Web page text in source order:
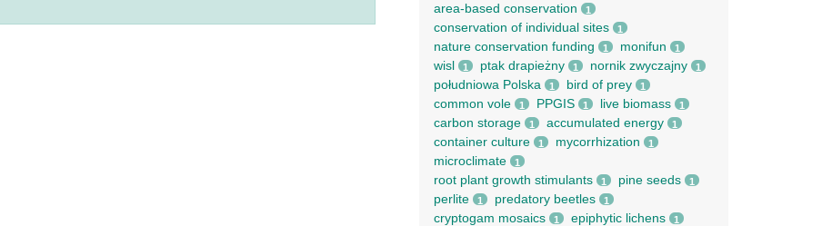
area-based conservation 1
conservation of individual sites 1
nature conservation funding 1 monifun 1
wisl 1 ptak drapieżny 1 nornik zwyczajny 1
południowa Polska 1 bird of prey 1
common vole 1 PPGIS 1 live biomass 1
carbon storage 1 accumulated energy 1
container culture 1 mycorrhization 1
microclimate 1
root рlant growth stimulants 1 pine seeds 1
perlite 1 predatory beetles 1
cryptogam mosaics 1 epiphytic lichens 1